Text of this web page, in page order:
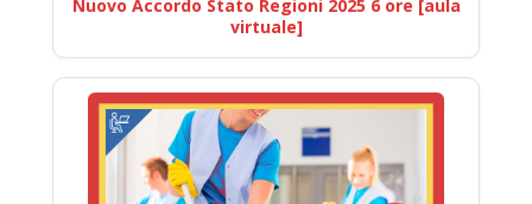
Nuovo Accordo Stato Regioni 2025 6 ore [aula
virtuale]